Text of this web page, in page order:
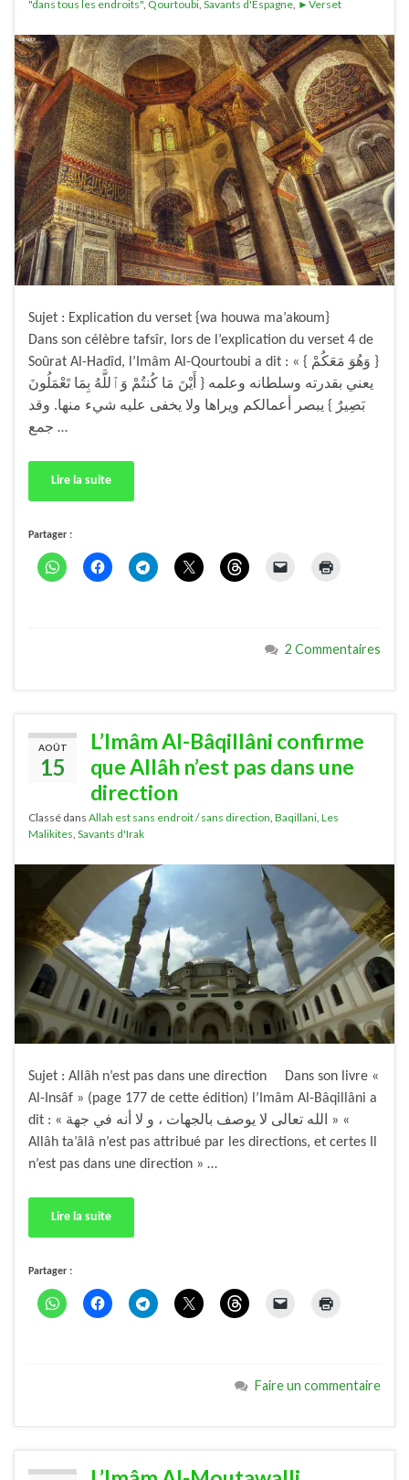
"dans tous les endroits" Qourtoubi Savants d'Espagne ►Verset
Sujet : Explication du verset {wa houwa ma’akoum}
Dans son célèbre tafsîr, lors de l’explication du verset 4 de
Soûrat Al-Hadîd, l’Imâm Al-Qourtoubi a dit : « { وَهُوَ مَعَكُمْ }
يعني بقدرته وسلطانه وعلمه { أَيْنَ مَا كُنتُمْ وَٱللَّهُ بِمَا تَعْمَلُونَ
بَصِيرٌ } يبصر أعمالكم ويراها ولا يخفى عليه شيء منها. وقد
جمع …
Lire la suite
Partager :
2 Commentaires
AOÛT
15
L’Imâm Al-Bâqillâni confirme
que Allâh n’est pas dans une
direction
Classé dans Allah est sans endroit / sans direction, Baqillani, Les
Malikites, Savants d'Irak
Sujet : Allâh n’est pas dans une direction Dans son livre «
Al-Insâf » (page 177 de cette édition) l’Imâm Al-Bâqillâni a
dit : « الله تعالى لا يوصف بالجهات ، و لا أنه في جهة » «
Allâh ta’âlâ n’est pas attribué par les directions, et certes Il
n’est pas dans une direction » …
Lire la suite
Partager :
Faire un commentaire